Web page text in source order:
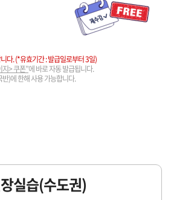
다. (*유효기간 : 발급일로부터 3일)
지> 쿠폰”에 바로 자동 발급됩니다.
)에 한해 사용 가능합니다.
실습(수도권)